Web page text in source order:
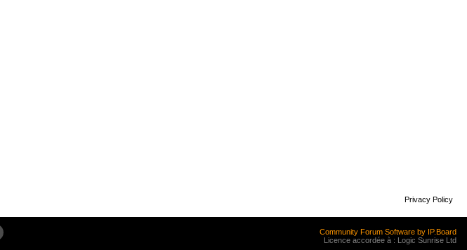
Privacy Policy
Community Forum Software by IP.Board
Licence accordée à : Logic Sunrise Ltd